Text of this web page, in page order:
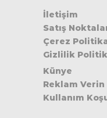
İletişim
Satış
Çerez
Gizlilik
Künye
Reklam Verin
Kullanım